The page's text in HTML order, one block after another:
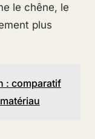
le chêne, le
plus
: comparatif